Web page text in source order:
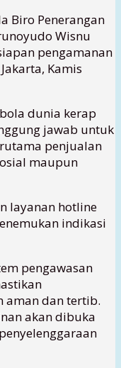
Biro Penerangan
Wisnu
pengamanan
Kamis
dunia kerap
jawab untuk
penjualan
maupun
layanan hotline
indikasi
pengawasan
aman dan tertib.
akan dibuka